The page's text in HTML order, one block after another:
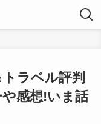
ラベル評判
感想!いま話